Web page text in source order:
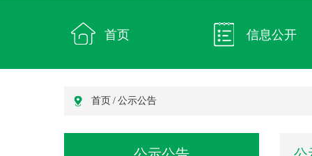
首页 信息公开
首页 / 公示公告